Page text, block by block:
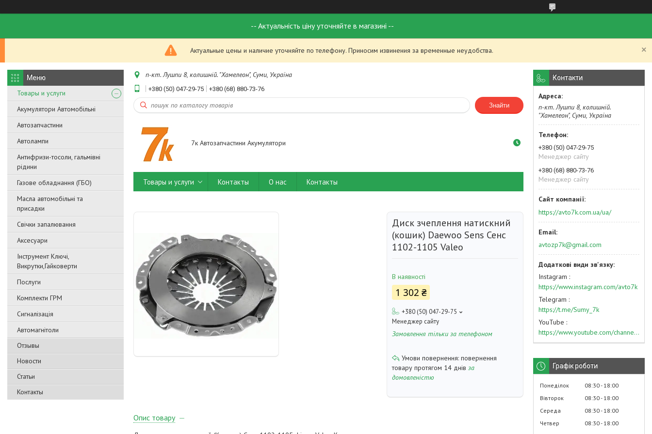
-- Актуальність ціну уточняйте в магазині --
Актуальные цены и наличие уточняйте по телефону. Приносим извинения за временные неудобства.
Товары и услуги
Акумулятори Автомобільні
Автозапчастини
Автолампи
Антифризи-тосоли, гальмівні
рідини
Газове обладнання (ГБО)
Масла автомобільні та
присадки
Свічки запалювання
Аксесуари
Інструмент Ключі,
Викрутки,Гайковерти
Послуги
Комплекти ГРМ
Сигналізація
Автомагнітоли
Отзывы
Новости
Статьи
Контакты
п-кт. Лушпи 8, колишній. "Хамелеон", Суми, Україна
+380 (50) 047-29-75 +380 (68) 880-73-76
Знайти
7к Автозапчастини Акумулятори
Товары и услуги Контакты О нас Контакты
Диск зчеплення натискний
(кошик) Daewoo Sens Сенс
1102-1105 Valeo
В наявності
1 302 ₴
+380 (50) 047-29-75
Менеджер сайту
Замовлення тільки за телефоном
повернення
товару протягом 14 днів за
домовленістю
Опис товару
Контакти
п-кт. Лушпи 8, колишній.
"Хамелеон", Суми, Україна
+380 (50) 047-29-75
Менеджер сайту
+380 (68) 880-73-76
Менеджер сайту
https://avto7k.com.ua/ua/
avtozp7k@gmail.com
Instagram
https://www.instagram.com/avto7k
Telegram
https://t.me/Sumy_7k
YouTube
https://www.youtube.com/channel/UC574nvqqf5H_LzT4Va_GpQg?view_as=subscriber
Графік роботи
Понеділок 08:30 18:00
Вівторок
08:30 18:00
Середа
08:30 18:00
Четвер
08:30 18:00